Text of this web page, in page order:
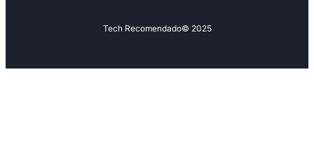
Tech Recomendado© 2025